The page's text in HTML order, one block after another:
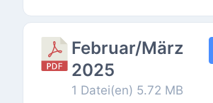
Februar/März
2025
1 Datei(en) 5.72 MB